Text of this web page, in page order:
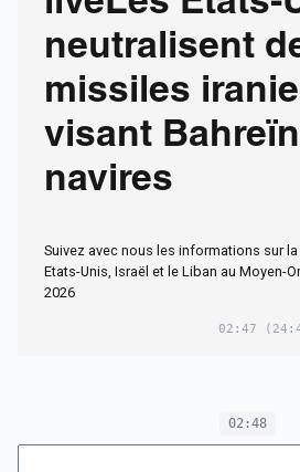
neutralisent
missiles
visant
navires
Suivez avec nous les informations sur la
Etats-Unis, Israël et le Liban au Moyen-
2026
02:47
02:48